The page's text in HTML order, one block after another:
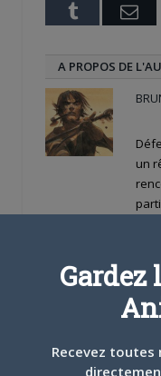
Tumblr
A PROPOS DE
un
5 AOÛT 2026
Gardez
Recevez